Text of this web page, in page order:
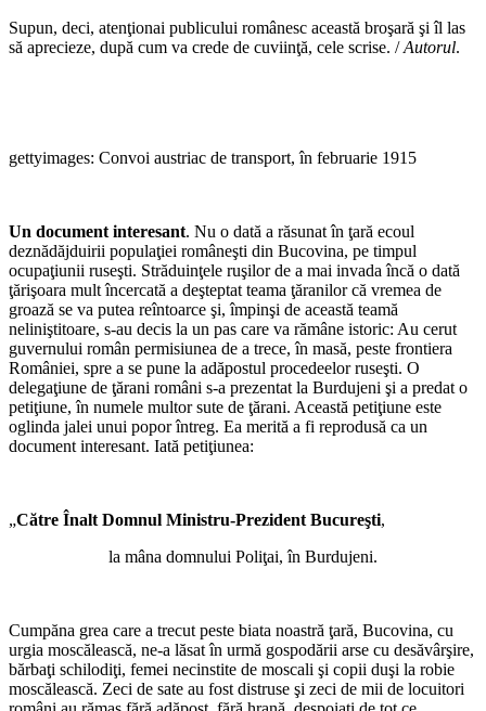
Supun, deci, atenţionai publicului românesc această broşară şi îl las
să aprecieze, după cum va crede de cuviinţă, cele scrise. /Autorul.
gettyimages: Convoi austriac de transport, în februarie 1915
Un document interesant. Nu o dată a răsunat în ţară ecoul
deznădăjduirii populaţiei româneşti din Bucovina, pe timpul
ocupaţiunii ruseşti. Străduinţele ruşilor de a mai invada încă o dată
ţărişoara mult încercată a deşteptat teama ţăranilor că vremea de
groază se va putea reîntoarce şi, împinşi de această teamă
neliniştitoare, s-au decis la un pas care va rămâne istoric: Au cerut
guvernului român permisiunea de a trece, în masă, peste frontiera
României, spre a se pune la adăpostul procedeelor ruseşti. O
delegaţiune de ţărani români s-a prezentat la Burdujeni şi a predat o
petiţiune, în numele multor sute de ţărani. Această petiţiune este
oglinda jalei unui popor întreg. Ea merită a fi reprodusă ca un
document interesant. Iată petiţiunea:
„Către Înalt Domnul Ministru-Prezident Bucureşti,
la mâna domnului Poliţai, în Burdujeni.
Cumpăna grea care a trecut peste biata noastră ţară, Bucovina, cu
urgia moscălească, ne-a lăsat în urmă gospodării arse cu desăvârşire,
bărbaţi schilodiţi, femei necinstite de moscali şi copii duşi la robie
moscălească. Zeci de sate au fost distruse şi zeci de mii de locuitori